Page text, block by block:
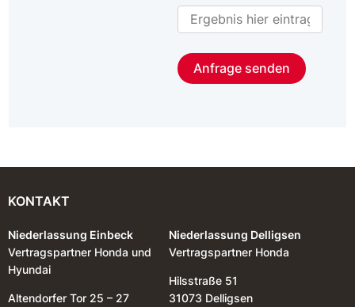
Anfrage senden
KONTAKT
Niederlassung Einbeck
Vertragspartner Honda und
Hyundai
Altendorfer Tor 25 – 27
Niederlassung Delligsen
Vertragspartner Honda
Hilsstraße 51
31073 Delligsen